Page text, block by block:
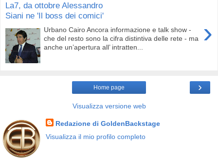
La7, da ottobre Alessandro
Siani ne 'Il boss dei comici'
›
Urbano Cairo Ancora informazione e talk show -
che del resto sono la cifra distintiva delle rete - ma
anche un’apertura all’ intratten...
›
Home page
Visualizza versione web
Redazione di GoldenBackstage
Visualizza il mio profilo completo